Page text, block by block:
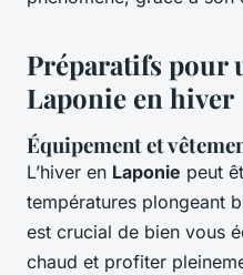
Préparatifs pour
Laponie en hiver
Équipement et
L’hiver en Laponie peut
températures plongeant
est crucial de bien vous
chaud et profiter